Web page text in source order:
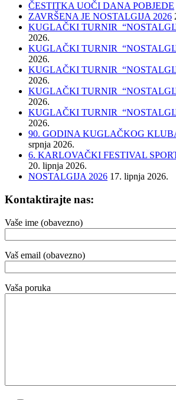
ČESTITKA UOČI DANA POBJEDE
ZAVRŠENA JE NOSTALGIJA 2026
KUGLAČKI TURNIR
2026.
KUGLAČKI TURNIR
2026.
KUGLAČKI TURNIR
2026.
KUGLAČKI TURNIR
2026.
KUGLAČKI TURNIR
2026.
90. GODINA KUGLAČKOG
srpnja 2026.
6. KARLOVAČKI FESTIVAL
20. lipnja 2026.
NOSTALGIJA 2026 17. lipnja 2026.
Kontaktirajte nas:
Vaše ime (obavezno)
Vaš email (obavezno)
Vaša poruka